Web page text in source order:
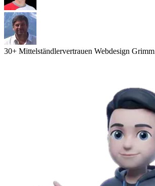
30+ Mittelständlervertrauen Webdesign Grimm